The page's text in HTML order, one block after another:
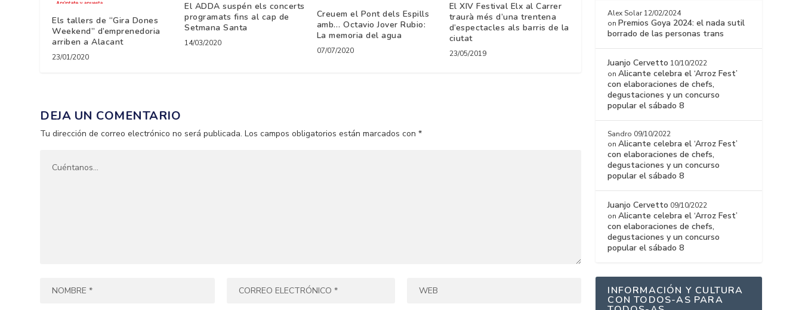
Els tallers de “Gira Dones
Weekend” d’emprenedoria
arriben a Alacant
23/01/2020
El ADDA suspén els concerts
programats fins al cap de
Setmana Santa
14/03/2020
Creuem el Pont dels Espills
amb… Octavio Jover Rubio:
La memoria del agua
07/07/2020
El XIV Festival Elx al Carrer
traurà més d’una trentena
d’espectacles als barris de la
ciutat
23/05/2019
DEJA UN COMENTARIO
Tu dirección de correo electrónico no será publicada. Los campos obligatorios están marcados con*
Alex Solar 12/02/2024
on Premios Goya 2024: el nada sutil
borrado de las personas trans
Juanjo Cervetto 10/10/2022
onAlicante celebra el ‘Arroz Fest’
con elaboraciones de chefs,
degustaciones y un concurso
popular el sábado 8
Sandro 09/10/2022
onAlicante celebra el ‘Arroz Fest’
con elaboraciones de chefs,
degustaciones y un concurso
popular el sábado 8
Juanjo Cervetto 09/10/2022
onAlicante celebra el ‘Arroz Fest’
con elaboraciones de chefs,
degustaciones y un concurso
popular el sábado 8
INFORMACIÓN Y CULTURA
CON TODOS-AS PARA